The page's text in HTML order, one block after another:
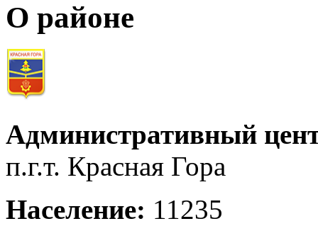
О районе
Административный
п.г.т. Красная Гора
Население: 11235